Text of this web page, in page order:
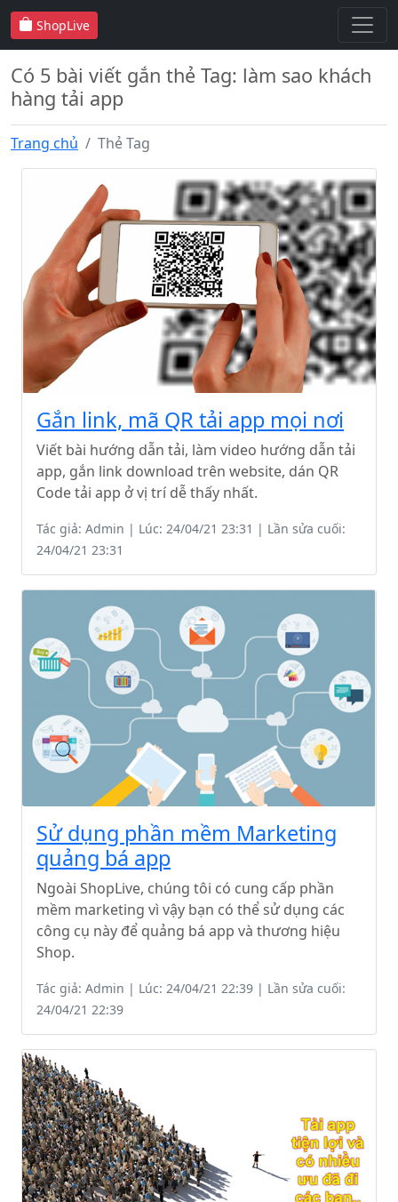
ShopLive
Có 5 bài viết gắn thẻ Tag: làm sao khách
hàng tải app
Trang chủ Thẻ Tag
Gắn link, mã QR tải app mọi nơi
Viết bài hướng dẫn tải, làm video hướng dẫn tải
app, gắn link download trên website, dán QR
Code tải app ở vị trí dễ thấy nhất.
Tác giả: Admin | Lúc: 24/04/21 23:31 | Lần sửa cuối:
24/04/21 23:31
Sử dụng phần mềm Marketing
quảng bá app
Ngoài ShopLive, chúng tôi có cung cấp phần
mềm marketing vì vậy bạn có thể sử dụng các
công cụ này để quảng bá app và thương hiệu
Shop.
Tác giả: Admin | Lúc: 24/04/21 22:39 | Lần sửa cuối:
24/04/21 22:39